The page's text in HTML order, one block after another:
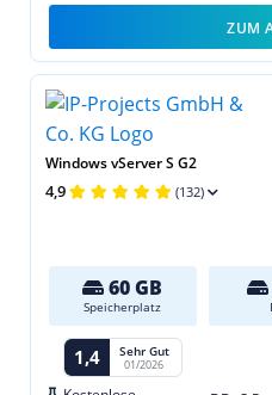
ZUM
Windows vServer S G2
4,9 (132)
60 GB
Speicherplatz
1,4 Sehr Gut
01/2026